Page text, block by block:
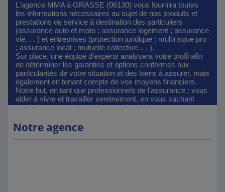
L'agence MMA à GRASSE (06130) vous fournira toutes
les informations nécessaires au sujet de nos produits et
prestations de service à destination des particuliers
(assurance auto et moto ; assurance logement ; assurance
vie. . . ) et entreprises (protection juridique ; multirisque pro
; assurance local ; mutuelle collective. . . ).
Sur place, une équipe d'experts analysera votre profil afin
de déterminer les garanties et options conformes aux
particularités de votre situation et des biens à assurer, mais
également en tenant compte de vos moyens financiers.
Notre but, en tant que professionnels de l'assurance : vous
aider à vivre et travailler sereinement, en vous sachant
protégé au cas où un sinistre surviendrait.
Notre agence